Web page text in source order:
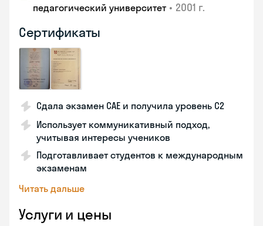
педагогический университет • 2001 г.
Сертификаты
Сдала экзамен CAE и получила уровень С2
Использует коммуникативный подход,
учитывая интересы учеников
Подготавливает студентов к международным
экзаменам
Читать дальше
Услуги и цены